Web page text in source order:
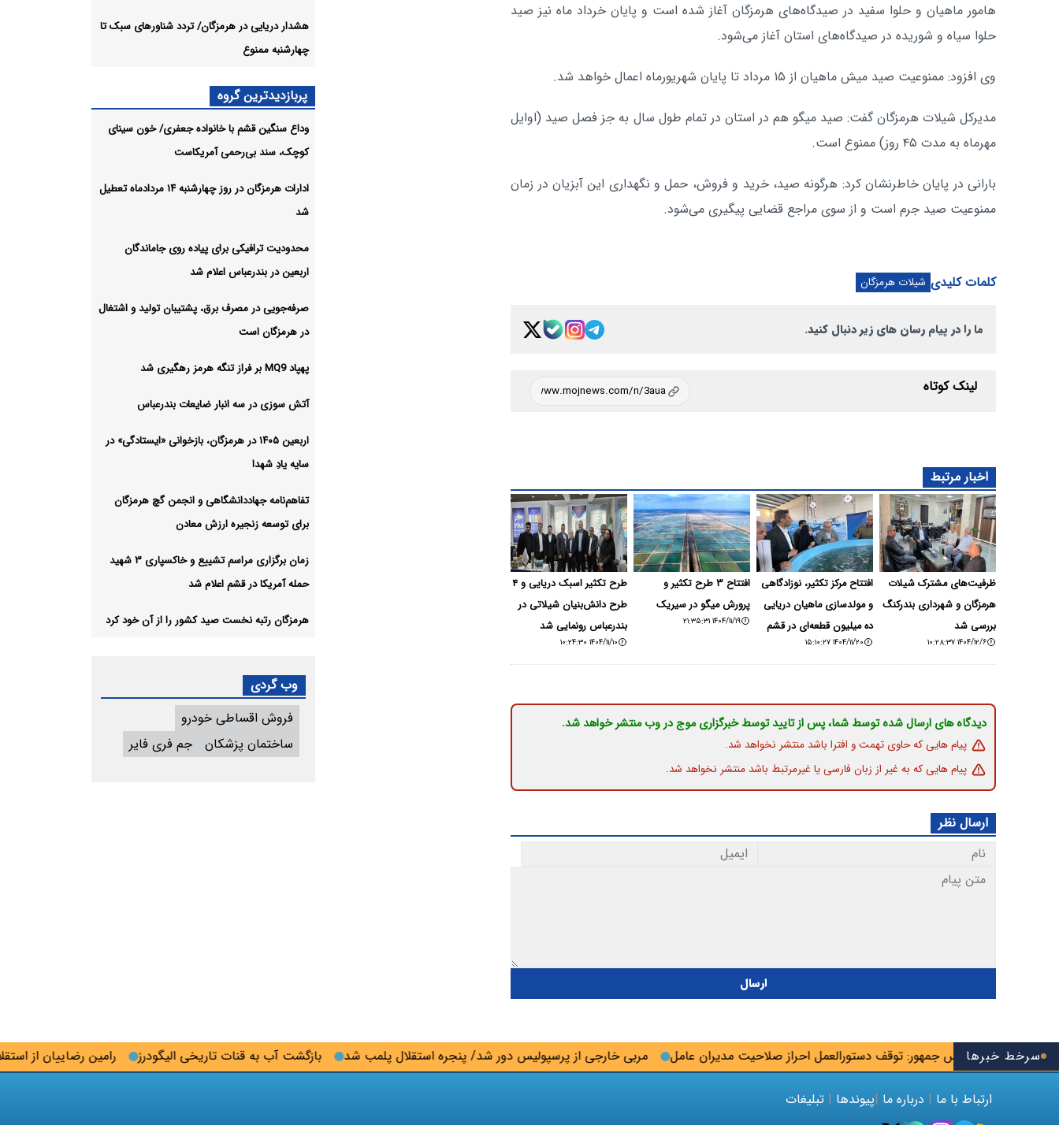
سرخط خبرها رامین رضاییان از بازگشت آب به قنات تاریخی الیگودرز مربی خارجی از پرسپولیس دور شد/ پنجره استقلال پلمب شد صنایع از رئیس جمهور: توقف دستورالعمل احراز صلاحیت مدیران عامل
هامور ماهیان و حلوا سفید در صیدگاه‌های هرمزگان آغاز شده است و پایان خرداد ماه نیز صید
حلوا سیاه و شوریده در صیدگاه‌های استان آغاز می‌شود.
وی افزود: ممنوعیت صید میش ماهیان از ۱۵ مرداد تا پایان شهریورماه اعمال خواهد شد.
مدیرکل شیلات هرمزگان گفت: صید میگو هم در استان در تمام طول سال به جز فصل صید (اوایل
مهرماه به مدت ۴۵ روز) ممنوع است.
بارانی در پایان خاطرنشان کرد: هرگونه صید، خرید و فروش، حمل و نگهداری این آبزیان در زمان
ممنوعیت صید جرم است و از سوی مراجع قضایی پیگیری می‌شود.
کلمات کلیدی شیلات هرمزگان
ما را در پیام رسان های زیر دنبال کنید.
لینک کوتاه
اخبار مرتبط
ظرفیت‌های مشترک شیلات
هرمزگان و شهرداری بندرکنگ
بررسی شد
۱۴۰۴/۱۲/۶ ۱۰:۲۸:۳۷
افتتاح مرکز تکثیر، نوزادگاهی
و مولدسازی ماهیان دریایی
ده میلیون قطعه‌ای در قشم
۱۴۰۴/۱۱/۲۰ ۱۵:۱۰:۲۷
افتتاح ۳ طرح تکثیر و
پرورش میگو در سیریک
۱۴۰۴/۱۱/۱۹ ۲۱:۳۵:۳۱
طرح تکثیر اسبک دریایی و ۴
طرح دانش‌بنیان شیلاتی در
بندرعباس رونمایی شد
۱۴۰۴/۱۱/۱۰ ۱۰:۲۴:۳۰
دیدگاه های ارسال شده توسط شما، پس از تایید توسط خبرگزاری موج در وب منتشر خواهد شد.
پیام هایی که حاوی تهمت و افترا باشد منتشر نخواهد شد.
پیام هایی که به غیر از زبان فارسی یا غیرمرتبط باشد منتشر نخواهد شد.
ارسال نظر
ارسال
هشدار دریایی در هرمزگان/ تردد شناورهای سبک تا
چهارشنبه ممنوع
پربازدیدترین گروه
وداع سنگین قشم با خانواده جعفری/ خون سینای
کوچک، سند بی‌رحمی آمریکاست
ادارات هرمزگان در روز چهارشنبه ۱۴ مردادماه تعطیل
شد
محدودیت ترافیکی برای پیاده روی جاماندگان
اربعین در بندرعباس اعلام شد
صرفه‌جویی در مصرف برق، پشتیبان تولید و اشتغال
در هرمزگان است
پهپاد MQ9 بر فراز تنگه هرمز رهگیری شد
آتش سوزی در سه انبار ضایعات بندرعباس
اربعین ۱۴۰۵ در هرمزگان، بازخوانی «ایستادگی» در
سایه یادِ شهدا
تفاهم‌نامه جهاددانشگاهی و انجمن گچ هرمزگان
برای توسعه زنجیره ارزش معادن
زمان برگزاری مراسم تشییع و خاکسپاری ۳ شهید
حمله آمریکا در قشم اعلام شد
هرمزگان رتبه نخست صید کشور را از آن خود کرد
وب گردی
فروش اقساطی خودرو
ساختمان پزشکان
جم فری فایر
ارتباط با ما | درباره ما |پیوندها | تبلیغات